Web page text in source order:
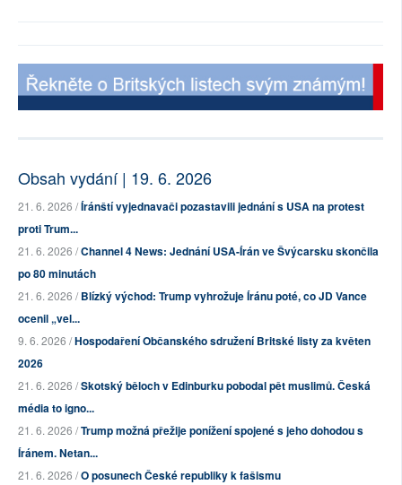
Obsah vydání | 19. 6. 2026
21. 6. 2026 /Íránští vyjednavači pozastavili jednání s USA na protest
proti Trum...
21. 6. 2026 /Channel 4 News: Jednání USA-Írán ve Švýcarsku skončila
po 80 minutách
21. 6. 2026 /Blízký východ: Trump vyhrožuje Íránu poté, co JD Vance
ocenil „vel...
9. 6. 2026 /Hospodaření Občanského sdružení Britské listy za květen
2026
21. 6. 2026 /Skotský běloch v Edinburku pobodal pět muslimů. Česká
média to igno...
21. 6. 2026 /Trump možná přežije ponížení spojené s jeho dohodou s
Íránem. Netan...
21. 6. 2026 /O posunech České republiky k fašismu